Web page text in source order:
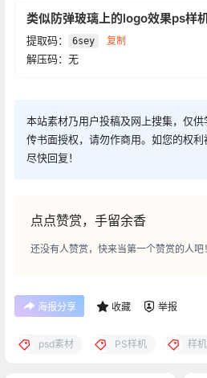
类似防弹玻璃上的logo效果ps样
提取码： 6sey 复制
解压码：无
本站素材乃用户投稿及网上搜集，仅
传书面授权，请勿作商用。如您的权
尽快回复！
点点赞赏，手留余香
还没有人赞赏，快来当第一个赞赏的人吧！
海报分享 收藏 举报
psd素材 PS样机 样